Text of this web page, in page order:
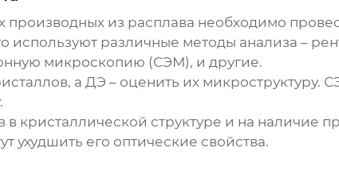
производных из расплава необходимо
используют различные методы анализа –
микроскопию (СЭМ), и другие.
а ДЭ – оценить их микроструктуру.
кристаллической структуре и на наличие
ухудшить его оптические свойства.